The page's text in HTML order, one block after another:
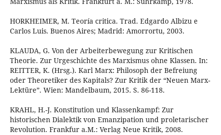
HORKHEIMER, M. Teoría critica. Trad. Edgardo Albizu e
Carlos Luis. Buenos Aires; Madrid: Amorrortu, 2003.
KLAUDA, G. Von der Arbeiterbewegung zur Kritischen
Theorie. Zur Urgeschichte des Marxismus ohne Klassen. In:
REITTER, K. (Hrsg.). Karl Marx: Philosoph der Befreiung
oder Theoretiker des Kapitals? Zur Kritik der “Neuen Marx-
Lektüre”. Wien: Mandelbaum, 2015. S. 86-118.
KRAHL, H.-J. Konstitution und Klassenkampf: Zur
historischen Dialektik von Emanzipation und proletarischer
Revolution. Frankfur a.M.: Verlag Neue Kritik, 2008.